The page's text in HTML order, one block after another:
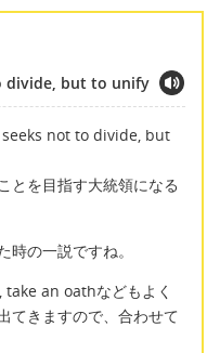
divide, but to unify
not to divide, but
とを目指す大統領になる
の一説ですね。
an oathなどもよく
てきますので、合わせて